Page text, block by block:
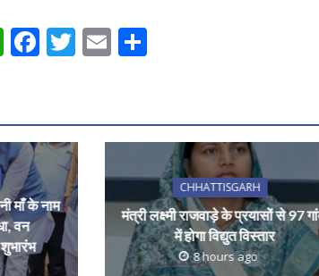
W
s
A
p
p
F
b
o
o
k
T
er
E
l e
माँ के नाम
वन
CHHATTISGARH
मंत्री लक्ष्मी राजवाड़े के प्रयासों से 97
में होगा विद्युत विस्तार
8 hours ago